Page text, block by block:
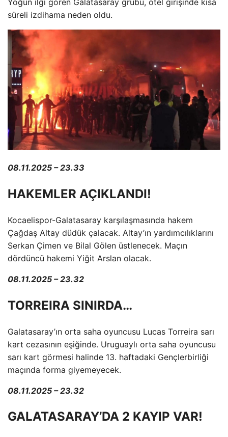
Yoğun ilgi gören Galatasaray grubu, otel girişinde kısa
süreli izdihama neden oldu.
08.11.2025 – 23.33
HAKEMLER AÇIKLANDI!
Kocaelispor-Galatasaray karşılaşmasında hakem
Çağdaş Altay düdük çalacak. Altay’ın yardımcılıklarını
Serkan Çimen ve Bilal Gölen üstlenecek. Maçın
dördüncü hakemi Yiğit Arslan olacak.
08.11.2025 – 23.32
TORREIRA SINIRDA…
Galatasaray’ın orta saha oyuncusu Lucas Torreira sarı
kart cezasının eşiğinde. Uruguaylı orta saha oyuncusu
sarı kart görmesi halinde 13. haftadaki Gençlerbirliği
maçında forma giyemeyecek.
08.11.2025 – 23.32
GALATASARAY’DA 2 KAYIP VAR!